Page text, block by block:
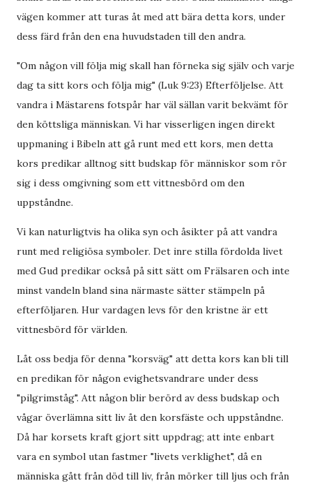
vägen kommer att turas åt med att bära detta kors, under
dess färd från den ena huvudstaden till den andra.
"Om någon vill följa mig skall han förneka sig själv och varje
dag ta sitt kors och följa mig" (Luk 9:23) Efterföljelse. Att
vandra i Mästarens fotspår har väl sällan varit bekvämt för
den köttsliga människan. Vi har visserligen ingen direkt
uppmaning i Bibeln att gå runt med ett kors, men detta
kors predikar alltnog sitt budskap för människor som rör
sig i dess omgivning som ett vittnesbörd om den
uppståndne.
Vi kan naturligtvis ha olika syn och åsikter på att vandra
runt med religiösa symboler. Det inre stilla fördolda livet
med Gud predikar också på sitt sätt om Frälsaren och inte
minst vandeln bland sina närmaste sätter stämpeln på
efterföljaren. Hur vardagen levs för den kristne är ett
vittnesbörd för världen.
Låt oss bedja för denna "korsväg" att detta kors kan bli till
en predikan för någon evighetsvandrare under dess
"pilgrimståg". Att någon blir berörd av dess budskap och
vågar överlämna sitt liv åt den korsfäste och uppståndne.
Då har korsets kraft gjort sitt uppdrag; att inte enbart
vara en symbol utan fastmer "livets verklighet", då en
människa gått från död till liv, från mörker till ljus och från